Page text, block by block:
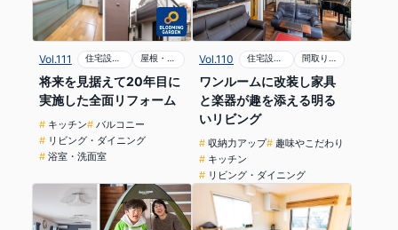
Vol.111 住宅設備交換リフォーム 屋根・外壁リフォーム
将来を見据えて20年目に
実施した全面リフォーム
キッチン
バルコニー
リビング・ダイニング
浴室・洗面室
Vol.110 住宅設備交換リフォーム 間取り変更リフォーム
ワンルームに改装し家具
と楽器が趣を添える明る
いリビング
収納力アップ
趣味やこだわり
キッチン
リビング・ダイニング